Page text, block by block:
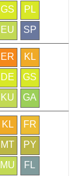
GS
PL
EU
SP
ER
KL
DE
GS
KU
GA
KL
FR
MT
PY
MU
FL